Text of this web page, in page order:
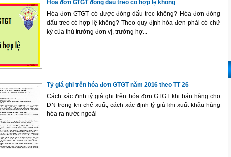
Hóa đơn GTGT đóng dấu treo có hợp lệ không
Hóa đơn GTGT có được đóng dấu treo không? Hóa đơn đóng
dấu treo có hợp lệ không? Theo quy định hóa đơn phải có chữ
ký của thủ trưởng đơn vị, trường hợ...
Tỷ giá ghi trên hóa đơn GTGT năm 2016 theo TT 26
Cách xác định tỷ giá ghi trên hóa đơn GTGT khi bán hàng cho
DN trong khi chế xuất, cách xác định tỷ giá khi xuất khẩu hàng
hóa ra nước ngoài